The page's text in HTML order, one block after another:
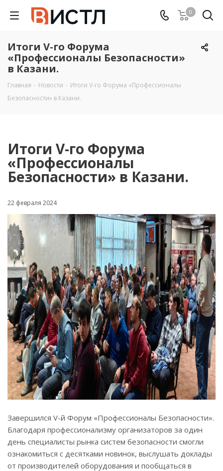
0
Итоги V-го Форума
«Профессионалы Безопасности»
в Казани.
Главная - Новости - Итоги V-го Форума «Профессионалы
Безопасности» в Казани.
Итоги V-го Форума
«Профессионалы
Безопасности» в Казани.
22 февраля 2024
Завершился V-й Форум «Профессионалы Безопасности».
Благодаря профессионализму организаторов за один
день специалисты рынка систем безопасности смогли
ознакомиться с десятками новинок, выслушать доклады
от производителей оборудования и пообщаться в